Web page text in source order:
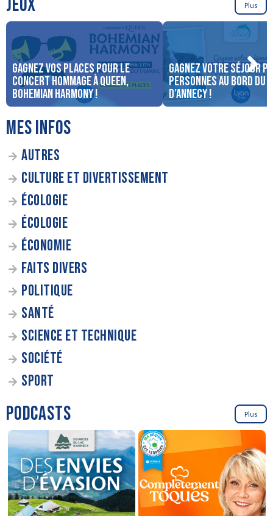
JEUX Plus
Gagnez vos places pour le
concert Hommage à Queen,
Bohemian Harmony !
Gagnez votre séjour
personnes au bord du
d’Annecy !
MES INFOS
AUTRES
CULTURE ET DIVERTISSEMENT
ÉCOLOGIE
ÉCOLOGIE
ÉCONOMIE
FAITS DIVERS
POLITIQUE
SANTÉ
SCIENCE ET TECHNIQUE
SOCIÉTÉ
SPORT
PODCASTS Plus